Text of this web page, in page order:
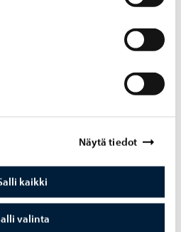
Näytä tiedot
kaikki
valintake­säk­si vä­liai­kai­nen